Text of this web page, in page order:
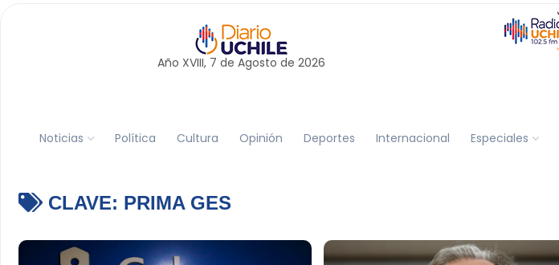
Año XVIII, 7 de Agosto de 2026
Noticias Política Cultura Opinión Deportes Internacional Especiales
CLAVE: PRIMA GES